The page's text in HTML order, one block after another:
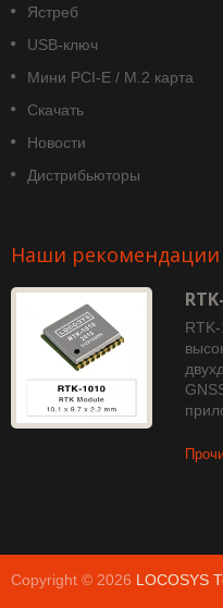
Ястреб
USB-ключ
Мини PCI-E / M.2 карта
Скачать
Новости
Дистрибьюторы
Наши рекомендации
Copyright © 2026 LOCOSYS